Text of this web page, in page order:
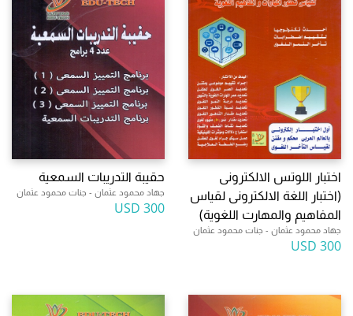
اختبار اللوتس الالكترونى
(اختبار اللغة الالكترونى لقياس
المفاهيم والمهارت اللغوية)
جهاد محمود عثمان - جنات محمود عثمان
300 USD
حقيبة التدريبات السمعية
جهاد محمود عثمان - جنات محمود عثمان
300 USD